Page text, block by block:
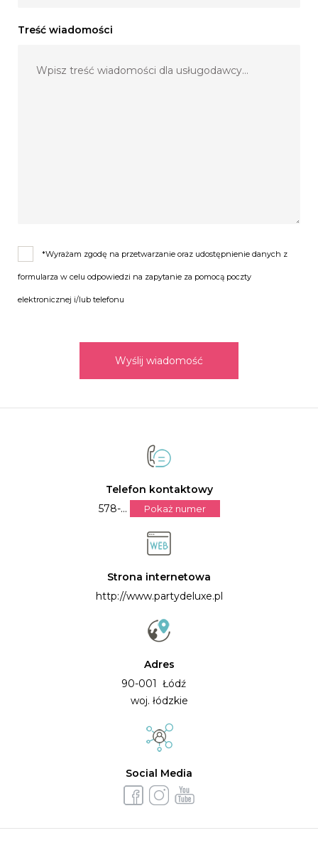
>Zdjęcia zgrane na nośnik USB
>Technologia GREEN SCREEN
>GIFy - krótkie animacje składające się ze zdjęć
Treść wiadomości
*Wyrażam zgodę na przetwarzanie oraz udostępnienie danych z
formularza w celu odpowiedzi na zapytanie za pomocą poczty
elektronicznej i/lub telefonu
Wyślij wiadomość
Telefon kontaktowy
578-...
Pokaż numer
Strona internetowa
http://www.partydeluxe.pl
Adres
90-001 Łódź
woj. łódzkie
Social Media